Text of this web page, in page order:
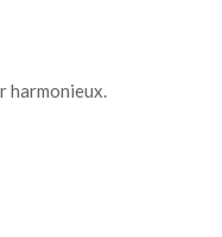
harmonieux.